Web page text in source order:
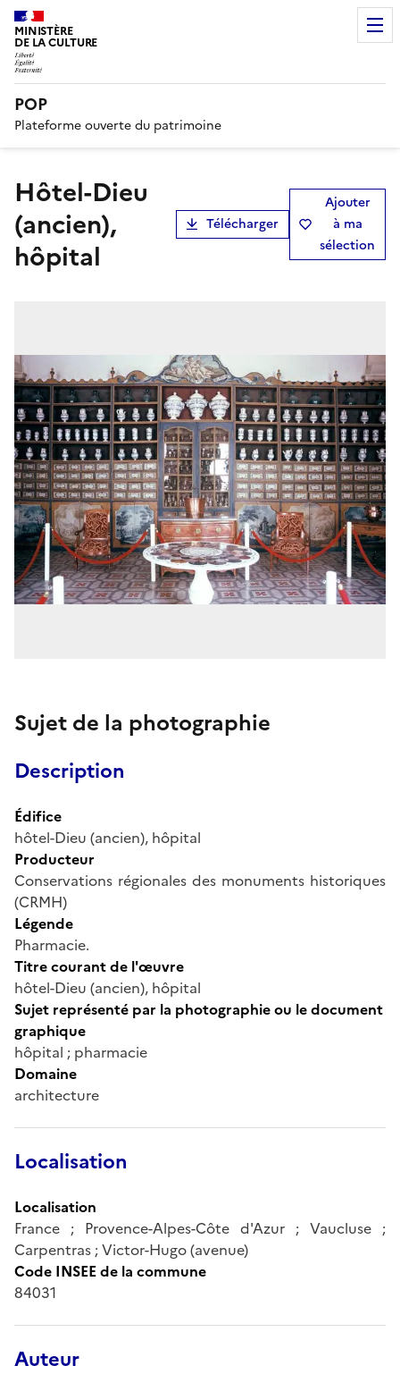
MINISTÈRE
DE LA CULTURE
POP
Plateforme ouverte du patrimoine
hôtel-Dieu
(ancien),
hôpital
Télécharger
Ajouter
à ma
sélection
Sujet de la photographie
Description
Édifice
hôtel-Dieu (ancien), hôpital
Producteur
Conservations régionales des monuments historiques
(CRMH)
Légende
Pharmacie.
Titre courant de l'œuvre
hôtel-Dieu (ancien), hôpital
Sujet représenté par la photographie ou le document
graphique
hôpital ; pharmacie
Domaine
architecture
Localisation
Localisation
France ; Provence-Alpes-Côte d'Azur ; Vaucluse ;
Carpentras ; Victor-Hugo (avenue)
Code INSEE de la commune
84031
Auteur